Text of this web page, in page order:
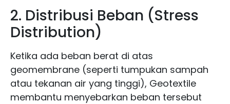
2. Distribusi Beban (Stress
Distribution)
Ketika ada beban berat di atas
geomembrane (seperti tumpukan sampah
atau tekanan air yang tinggi), Geotextile
membantu menyebarkan beban tersebut